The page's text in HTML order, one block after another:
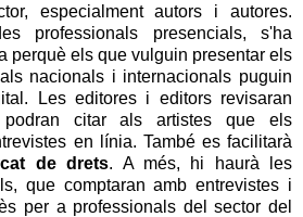
especialment autors i autores.
professionals presencials, s'ha
perquè els que vulguin presentar els
nacionals i internacionals puguin
Les editores i editors revisaran
citar als artistes que els
en línia. També es facilitarà
de drets. A més, hi haurà les
que comptaran amb entrevistes i
per a professionals del sector del